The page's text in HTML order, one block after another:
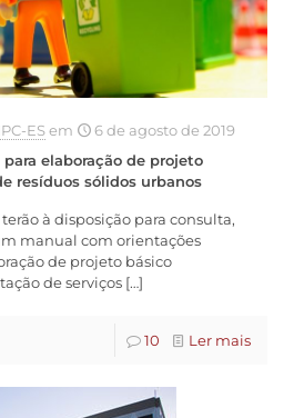
ESem
6 de agosto de 2019
elaboração de projeto
resíduos sólidos urbanos
à disposição para consulta,
manual com orientações
de projeto básico
de serviços […]
10 Ler mais